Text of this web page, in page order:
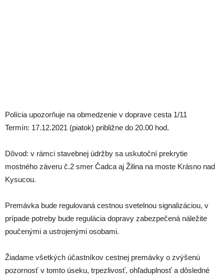
Polícia upozorňuje na obmedzenie v doprave cesta 1/11
Termín: 17.12.2021 (piatok) približne do 20.00 hod.
Dôvod: v rámci stavebnej údržby sa uskutoční prekrytie
mostného záveru č.2 smer Čadca aj Žilina na moste Krásno nad
Kysucou.
Premávka bude regulovaná cestnou svetelnou signalizáciou, v
prípade potreby bude regulácia dopravy zabezpečená náležite
poučenými a ustrojenými osobami.
Žiadame všetkých účastníkov cestnej premávky o zvýšenú
pozornosť v tomto úseku, trpezlivosť, ohľaduplnosť a dôsledné